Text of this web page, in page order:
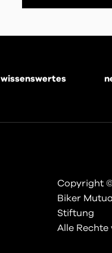
wissenswertes
Copyright
Biker
Stiftung
Alle